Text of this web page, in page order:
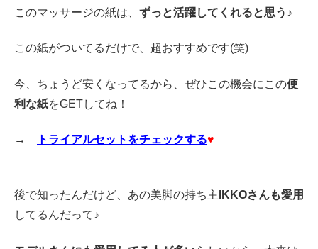
このマッサージの紙は、 ずっと活躍してくれると思う♪
この紙がついてるだけで、超おすすめです(笑)
今、ちょうど安くなってるから、ぜひこの機会にこの便
利な紙をGETしてね！
→ トライアルセットをチェックする♥
後で知ったんだけど、あの美脚の持ち主 IKKOさんも愛用
してるんだって♪